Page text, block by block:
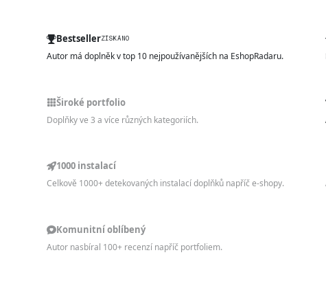
BestsellerZÍSKÁNO
Autor má doplněk v top 10 nejpoužívanějších na EshopRadaru.
Široké portfolio
Doplňky ve 3 a více různých kategoriích.
1000 instalací
Celkově 1000+ detekovaných instalací doplňků napříč e-shopy.
Komunitní oblíbený
Autor nasbíral 100+ recenzí napříč portfoliem.